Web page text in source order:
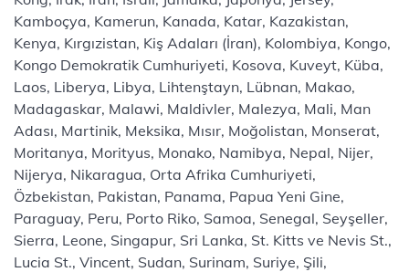
Kamboçya, Kamerun, Kanada, Katar, Kazakistan,
Kenya, Kırgızistan, Kiş Adaları (İran), Kolombiya, Kongo,
Kongo Demokratik Cumhuriyeti, Kosova, Kuveyt, Küba,
Laos, Liberya, Libya, Lihtenştayn, Lübnan, Makao,
Madagaskar, Malawi, Maldivler, Malezya, Mali, Man
Adası, Martinik, Meksika, Mısır, Moğolistan, Monserat,
Moritanya, Morityus, Monako, Namibya, Nepal, Nijer,
Nijerya, Nikaragua, Orta Afrika Cumhuriyeti,
Özbekistan, Pakistan, Panama, Papua Yeni Gine,
Paraguay, Peru, Porto Riko, Samoa, Senegal, Seyşeller,
Sierra, Leone, Singapur, Sri Lanka, St. Kitts ve Nevis St.,
Lucia St., Vincent, Sudan, Surinam, Suriye, Şili,